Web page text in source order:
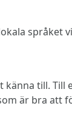
till.
är bra att